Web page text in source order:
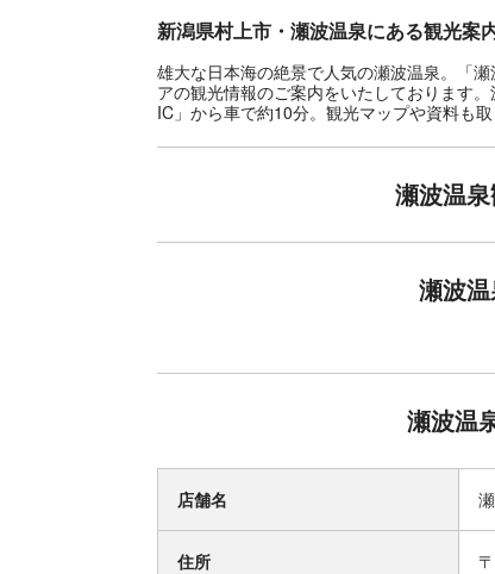
新潟県村上市・瀬波温泉にある観光案
雄大な日本海の絶景で人気の瀬波温泉。「
アの観光情報のご案内をいたしております
IC」から車で約10分。観光マップや資料も
瀬波温
瀬波
瀬波温
店舗名
住所